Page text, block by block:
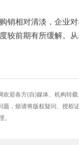
销相对清淡，企业
较前期有所缓解。
欢迎各方(自)媒体、机构转
，烦请将版权疑问、授权
。